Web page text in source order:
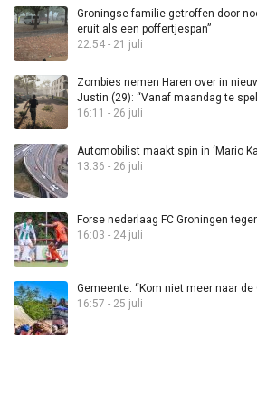
Groningse familie getroffen door
eruit als een poffertjespan”
22:54 - 21 juli
Zombies nemen Haren over in
Justin (29): “Vanaf maandag te
16:11 - 26 juli
Automobilist maakt spin in ‘Mario
13:36 - 26 juli
Forse nederlaag FC Groningen
16:03 - 24 juli
Gemeente: “Kom niet meer naar
16:57 - 25 juli